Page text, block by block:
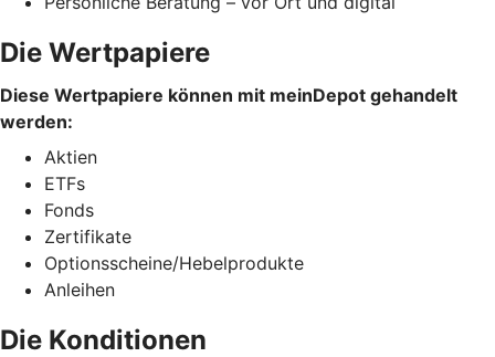
Die Wertpapiere
Diese Wertpapiere können mit meinDepot gehandelt
werden:
Aktien
ETFs
Fonds
Zertifikate
Optionsscheine/Hebelprodukte
Anleihen
Die Konditionen